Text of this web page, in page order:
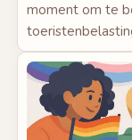
moment om te